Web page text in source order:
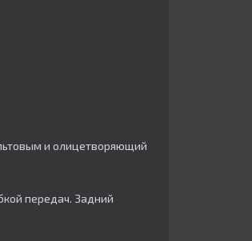
и олицетворяющий
передач. Задний